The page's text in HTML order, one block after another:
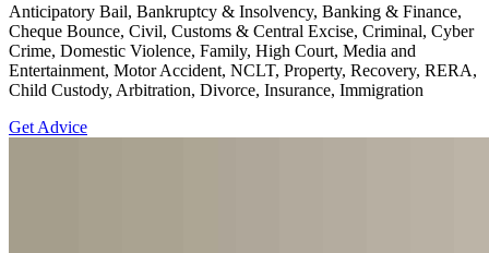
Anticipatory Bail, Bankruptcy & Insolvency, Banking & Finance,
Cheque Bounce, Civil, Customs & Central Excise, Criminal, Cyber
Crime, Domestic Violence, Family, High Court, Media and
Entertainment, Motor Accident, NCLT, Property, Recovery, RERA,
Child Custody, Arbitration, Divorce, Insurance, Immigration
Get Advice